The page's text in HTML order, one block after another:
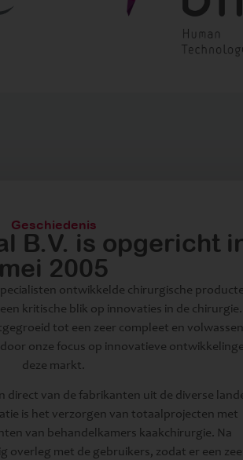
Geschiedenis
B.V. is opgericht
mei 2005
ontwikkelde chirurgische
kritische blik op innovaties in de chirurgie.
tot een zeer compleet en volwassen
onze focus op innovatieve
deze markt.
direct van de fabrikanten uit de diverse
is het verzorgen van totaalprojecten met
van behandelkamers kaakchirurgie. Na
overleg met de gebruikers, zodat er een